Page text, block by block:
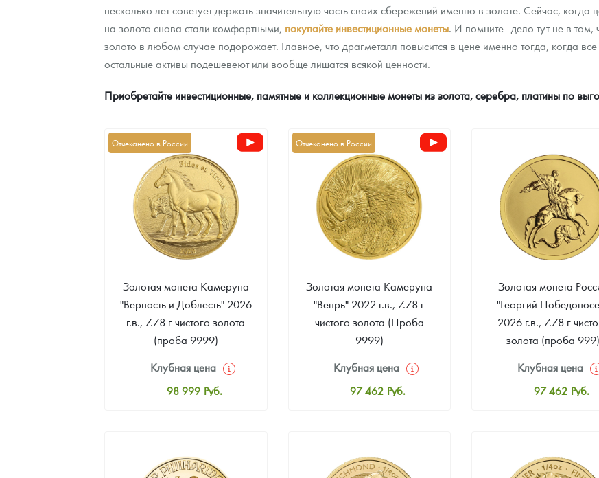
Ювелирные изделия
Русская нумизматика
Наборы подарочных и коллекционных монет
Монеты и жетоны из недрагоценных металлов
Книги по нумизматике
Положение по обработке и защите персональных данных
несколько лет советует держать значительную часть своих сбережений именно в золоте. Сейчас, когда
на золото снова стали комфортными, покупайте инвестиционные монеты. И помните - дело тут не в том,
золото в любом случае подорожает. Главное, что драгметалл повысится в цене именно тогда, когда все
остальные активы подешевеют или вообще лишатся всякой ценности.
Приобретайте инвестиционные, памятные и коллекционные монеты из золота, серебра, платины по
Отчеканено в России
Золотая монета Камеруна
"Верность и Доблесть" 2026
г.в., 7.78 г чистого золота
(проба 9999)
Клубная цена
98 999 Руб.
92 218 Руб.
Отчеканено в России
Золотая монета Камеруна
"Вепрь" 2022 г.в., 7.78 г
чистого золота (Проба
9999)
Клубная цена
97 462 Руб.
92 218 Руб.
Золотая монета
"Георгий
2026 г.в., 7.78 г
золота (проба 999)
Клубная цена
97 462 Руб.
93 123 Руб.